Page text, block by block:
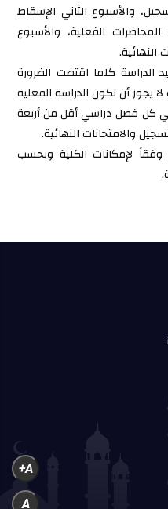
والأسبوع الثاني الإسقاط
المحاضرات الفعلية، والأسبوع
النهائية.
الدراسة كلما اقتضت الضرورة
يجوز أن تكون الدراسة الفعلية
كل فصل دراسي أقل من أربعة
والامتحانات النهائية.
لإمكانات الكلية وبحسب
A+
A